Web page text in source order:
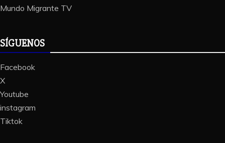
Mundo Migrante TV
SÍGUENOS
Facebook
X
Youtube
instagram
Tiktok